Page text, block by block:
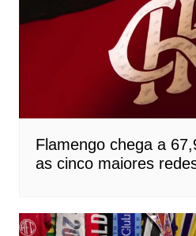
Flamengo chega a
as cinco maiores